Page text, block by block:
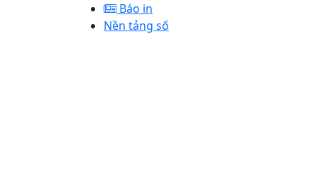
Báo in
Nền tảng số